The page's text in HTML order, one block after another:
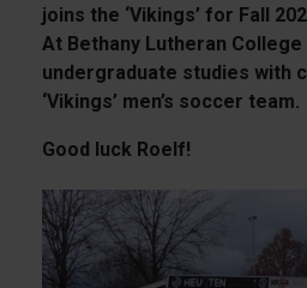
joins the ‘Vikings’ for Fall
At Bethany Lutheran
undergraduate studies with
‘Vikings’ men’s soccer team.
Good luck Roelf!